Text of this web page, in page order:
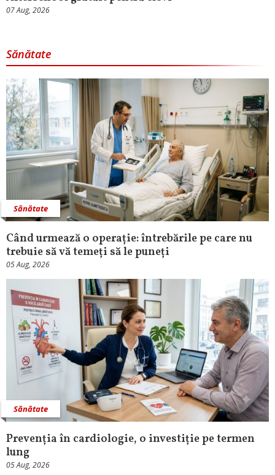
07 Aug, 2026
Sănătate
Sănătate
Când urmează o operație: întrebările pe care nu
trebuie să vă temeți să le puneți
05 Aug, 2026
Sănătate
Prevenția în cardiologie, o investiție pe termen
lung
05 Aug, 2026